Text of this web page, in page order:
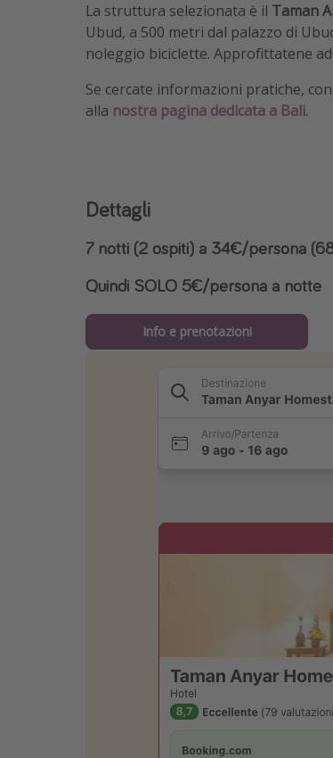
La struttura selezionata è il Taman
Ubud, a 500 metri dal palazzo di
noleggio biciclette. Approfittatene
Se cercate informazioni pratiche,
alla nostra pagina dedicata a Bali.
Dettagli
7 notti (2 ospiti) a 34€/persona
Quindi SOLO 5€/persona a notte
Info e prenotazioni